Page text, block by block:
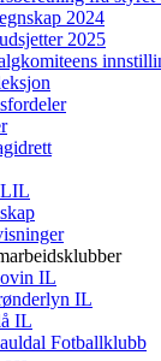
2024
2025
IL
IL
IL
Fotballklubb